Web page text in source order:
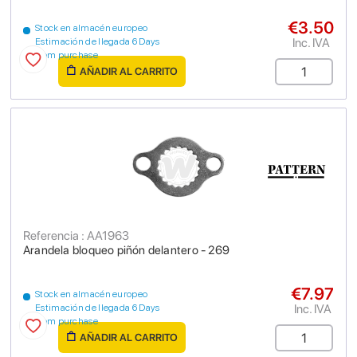
Stock en almacén europeo
Estimación de llegada 6 Days
from purchase
€3.50
Inc. IVA
AÑADIR AL CARRITO
Arandela bloqueo piñón delantero - 269
Referencia : AA1963
Stock en almacén europeo
Estimación de llegada 6 Days
from purchase
€7.97
Inc. IVA
AÑADIR AL CARRITO